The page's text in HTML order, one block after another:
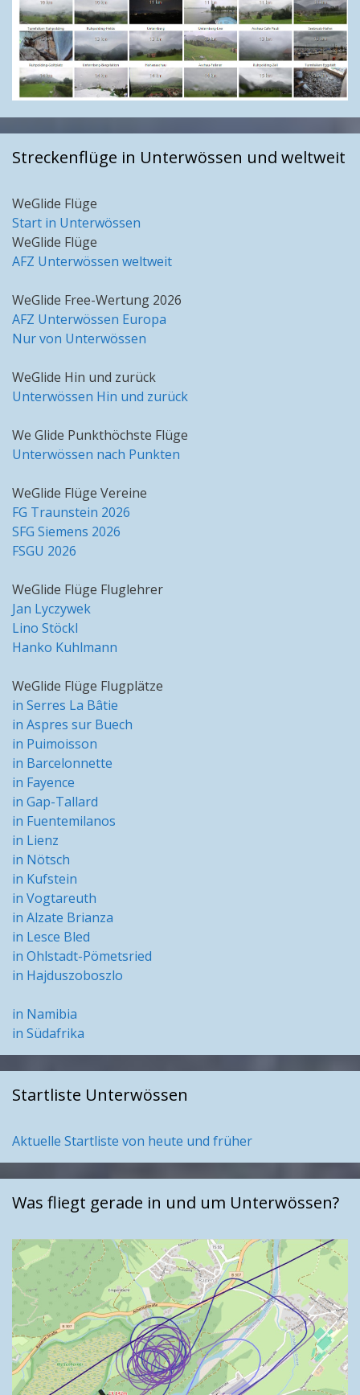
Streckenflüge in Unterwössen und weltweit
WeGlide Flüge
Start in Unterwössen
WeGlide Flüge
AFZ Unterwössen weltweit
WeGlide Free-Wertung 2026
AFZ Unterwössen Europa
Nur von Unterwössen
WeGlide Hin und zurück
Unterwössen Hin und zurück
We Glide Punkthöchste Flüge
Unterwössen nach Punkten
WeGlide Flüge Vereine
FG Traunstein 2026
SFG Siemens 2026
FSGU 2026
WeGlide Flüge Fluglehrer
Jan Lyczywek
Lino Stöckl
Hanko Kuhlmann
WeGlide Flüge Flugplätze
in Serres La Bâtie
in Aspres sur Buech
in Puimoisson
in Barcelonnette
in Fayence
in Gap-Tallard
in Fuentemilanos
in Lienz
in Nötsch
in Kufstein
in Vogtareuth
in Alzate Brianza
in Lesce Bled
in Ohlstadt-Pömetsried
in Hajduszoboszlo
in Namibia
in Südafrika
Startliste Unterwössen
Aktuelle Startliste von heute und früher
Was fliegt gerade in und um Unterwössen?